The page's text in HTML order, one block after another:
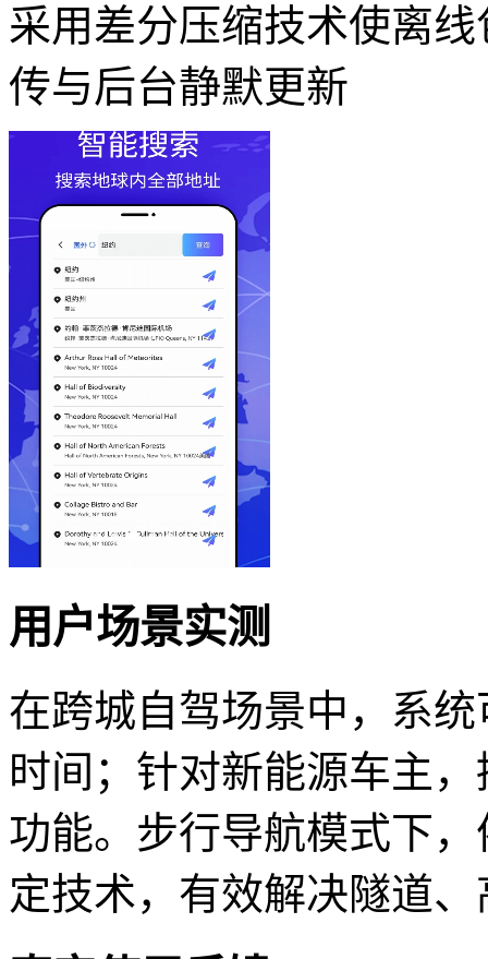
采用差分压缩技术使离
传与后台静默更新
用户场景实测
在跨城自驾场景中，系
时间；针对新能源车主
功能。步行导航模式下
定技术，有效解决隧道